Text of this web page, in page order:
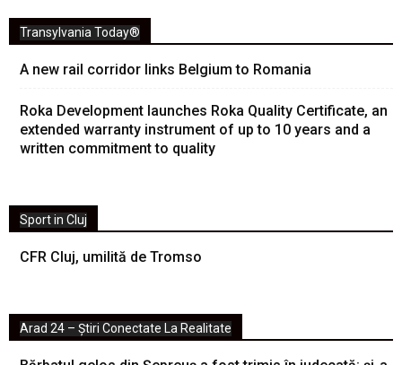
Transylvania Today®
A new rail corridor links Belgium to Romania
Roka Development launches Roka Quality Certificate, an
extended warranty instrument of up to 10 years and a
written commitment to quality
Sport in Cluj
CFR Cluj, umilită de Tromso
Arad 24 – Știri Conectate La Realitate